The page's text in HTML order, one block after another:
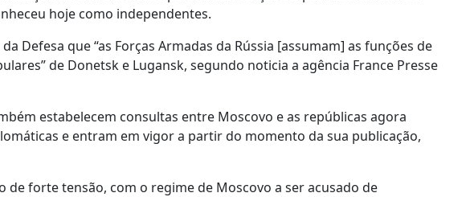
hoje como independentes.
Defesa que “as Forças Armadas da Rússia [assumam] as funções de
de Donetsk e Lugansk, segundo noticia a agência France Presse
estabelecem consultas entre Moscovo e as repúblicas agora
e entram em vigor a partir do momento da sua publicação,
forte tensão, com o regime de Moscovo a ser acusado de